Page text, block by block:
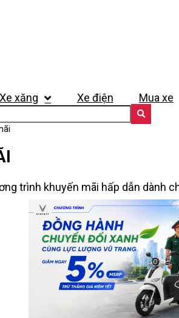
Xe xăng Xe điện Mua xe
trình khuyến mãi hấp dẫn dành